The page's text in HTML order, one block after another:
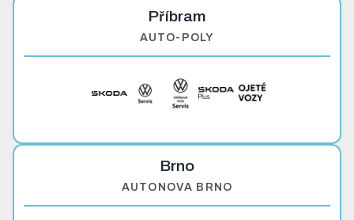
Příbram
AUTO-POLY
Brno
AUTONOVA BRNO